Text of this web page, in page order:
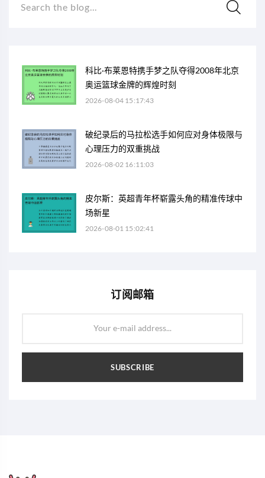
Search the blog...
科比·布莱恩特携手梦之队夺得2008年北京
奥运篮球金牌的辉煌时刻
2026-08-04 15:17:43
破纪录后的马拉松选手如何应对身体极限与
心理压力的双重挑战
2026-08-02 16:11:03
皮尔斯：英超青年杯崭露头角的精准传球中
场新星
2026-08-01 15:02:41
订阅邮箱
Your e-mail address...
SUBSCRIBE